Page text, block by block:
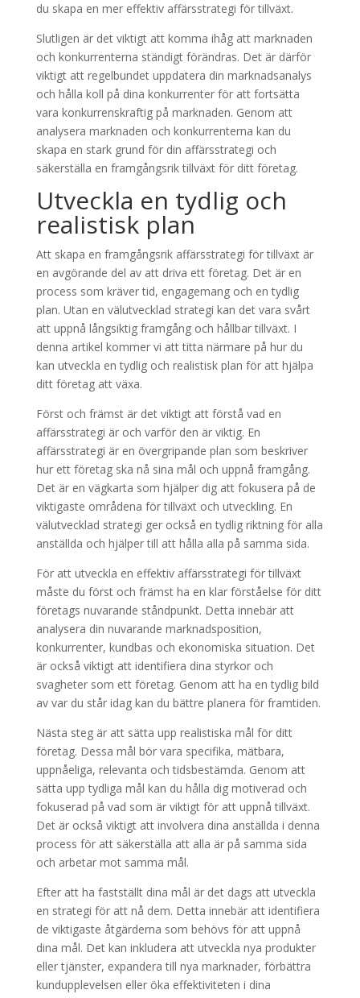
du skapa en mer effektiv affärsstrategi för tillväxt.
Slutligen är det viktigt att komma ihåg att marknaden
och konkurrenterna ständigt förändras. Det är därför
viktigt att regelbundet uppdatera din marknadsanalys
och hålla koll på dina konkurrenter för att fortsätta
vara konkurrenskraftig på marknaden. Genom att
analysera marknaden och konkurrenterna kan du
skapa en stark grund för din affärsstrategi och
säkerställa en framgångsrik tillväxt för ditt företag.
Utveckla en tydlig och
realistisk plan
Att skapa en framgångsrik affärsstrategi för tillväxt är
en avgörande del av att driva ett företag. Det är en
process som kräver tid, engagemang och en tydlig
plan. Utan en välutvecklad strategi kan det vara svårt
att uppnå långsiktig framgång och hållbar tillväxt. I
denna artikel kommer vi att titta närmare på hur du
kan utveckla en tydlig och realistisk plan för att hjälpa
ditt företag att växa.
Först och främst är det viktigt att förstå vad en
affärsstrategi är och varför den är viktig. En
affärsstrategi är en övergripande plan som beskriver
hur ett företag ska nå sina mål och uppnå framgång.
Det är en vägkarta som hjälper dig att fokusera på de
viktigaste områdena för tillväxt och utveckling. En
välutvecklad strategi ger också en tydlig riktning för alla
anställda och hjälper till att hålla alla på samma sida.
För att utveckla en effektiv affärsstrategi för tillväxt
måste du först och främst ha en klar förståelse för ditt
företags nuvarande ståndpunkt. Detta innebär att
analysera din nuvarande marknadsposition,
konkurrenter, kundbas och ekonomiska situation. Det
är också viktigt att identifiera dina styrkor och
svagheter som ett företag. Genom att ha en tydlig bild
av var du står idag kan du bättre planera för framtiden.
Nästa steg är att sätta upp realistiska mål för ditt
företag. Dessa mål bör vara specifika, mätbara,
uppnåeliga, relevanta och tidsbestämda. Genom att
sätta upp tydliga mål kan du hålla dig motiverad och
fokuserad på vad som är viktigt för att uppnå tillväxt.
Det är också viktigt att involvera dina anställda i denna
process för att säkerställa att alla är på samma sida
och arbetar mot samma mål.
Efter att ha fastställt dina mål är det dags att utveckla
en strategi för att nå dem. Detta innebär att identifiera
de viktigaste åtgärderna som behövs för att uppnå
dina mål. Det kan inkludera att utveckla nya produkter
eller tjänster, expandera till nya marknader, förbättra
kundupplevelsen eller öka effektiviteten i dina